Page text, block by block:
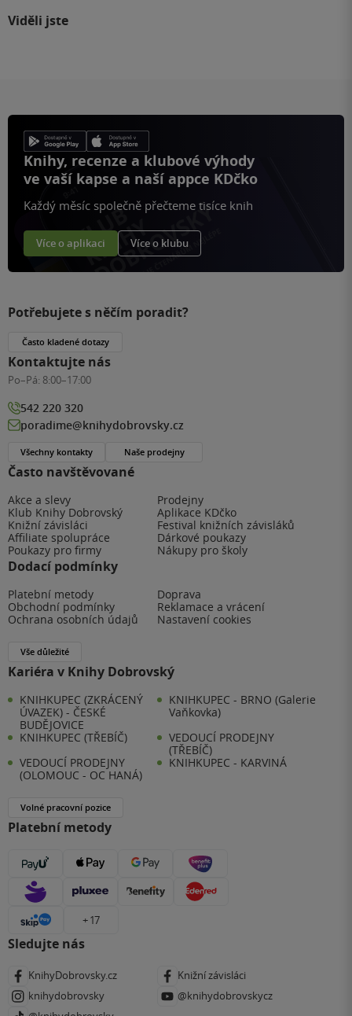
Viděli jste
Knihy, recenze a klubové výhody
ve vaší kapse a naší appce KDčko
Každý měsíc společně přečteme tisíce knih
Více o aplikaci Více o klubu
Často navštěvované
Akce a slevy
Prodejny
Klub Knihy Dobrovský
Aplikace KDčko
Knižní závisláci
Festival knižních závisláků
Affiliate spolupráce
Dárkové poukazy
Poukazy pro firmy
Nákupy pro školy
Dodací podmínky
Platební metody
Doprava
Obchodní podmínky
Reklamace a vrácení
Ochrana osobních údajů
Nastavení cookies
Vše důležité
Kariéra v Knihy Dobrovský
KNIHKUPEC (ZKRÁCENÝ
ÚVAZEK) - ČESKÉ
BUDĚJOVICE
KNIHKUPEC - BRNO (Galerie
Vaňkovka)
KNIHKUPEC (TŘEBÍČ)
VEDOUCÍ PRODEJNY
(TŘEBÍČ)
VEDOUCÍ PRODEJNY
(OLOMOUC - OC HANÁ)
KNIHKUPEC - KARVINÁ
Volné pracovní pozice
Platební metody
+ 17
Sledujte nás
KnihyDobrovsky.cz
Knižní závisláci
knihydobrovsky
@knihydobrovskycz
Potřebujete s něčím poradit?
Často kladené dotazy
Kontaktujte nás
Po–Pá: 8:00–17:00
542 220 320
poradime@knihydobrovsky.cz
Všechny kontakty Naše prodejny